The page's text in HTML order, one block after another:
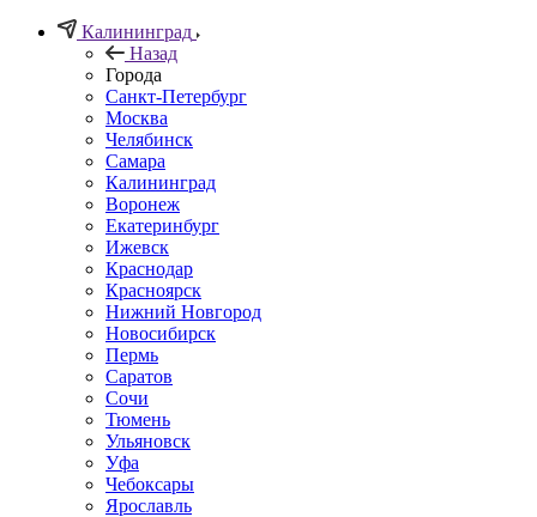
Калининград
Назад
Города
Санкт-Петербург
Москва
Челябинск
Самара
Калининград
Воронеж
Екатеринбург
Ижевск
Краснодар
Красноярск
Нижний Новгород
Новосибирск
Пермь
Саратов
Сочи
Тюмень
Ульяновск
Уфа
Чебоксары
Ярославль